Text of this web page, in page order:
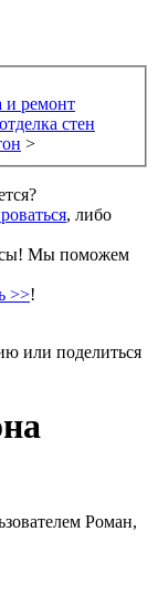
и ремонт
стен
>
, либо
Мы поможем
>>!
или поделиться
Роман,